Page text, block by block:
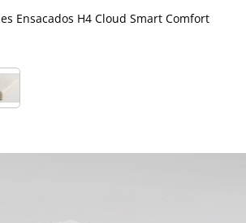
Ensacados H4 Cloud Smart Comfort